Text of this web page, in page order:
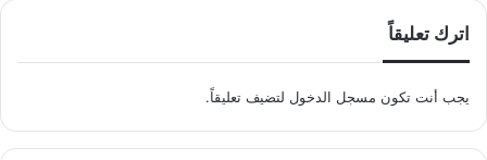
اترك تعليقاً
يجب أنت تكون مسجل الدخول لتضيف تعليقاً.